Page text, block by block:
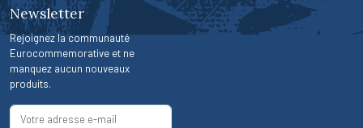
Newsletter
Rejoignez la communauté
Eurocommemorative et ne
manquez aucun nouveaux
produits.